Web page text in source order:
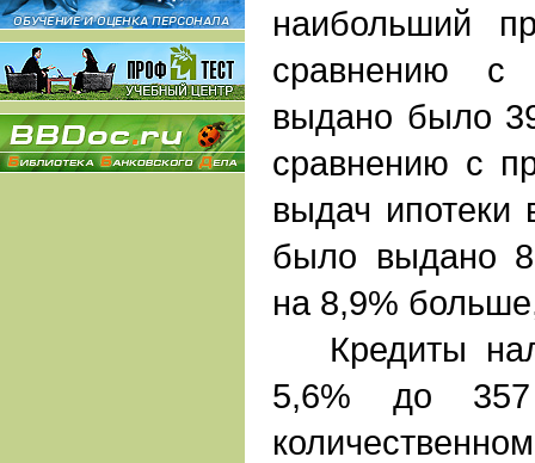
наибольший
сравнению
выдано было
сравнению с
выдач ипотеки
было выдано
на 8,9%
Кредиты
5,6% до